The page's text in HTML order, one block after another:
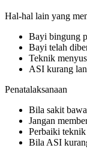
Hal-hal lain yang
Bayi bingung
Bayi telah
Teknik
ASI kurang
Penatalaksanaan
Bila sakit
Jangan
Perbaiki
Bila ASI